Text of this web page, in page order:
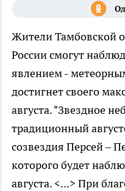
Жители Тамбовской
России смогут
явлением -
достигнет своего
августа. "Звездное
традиционный
созвездия Персей –
которого будет
августа. <...> При